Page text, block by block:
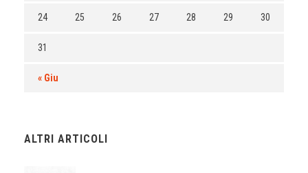
« Giu
24 25 26 27 28 29 30
31
ALTRI ARTICOLI